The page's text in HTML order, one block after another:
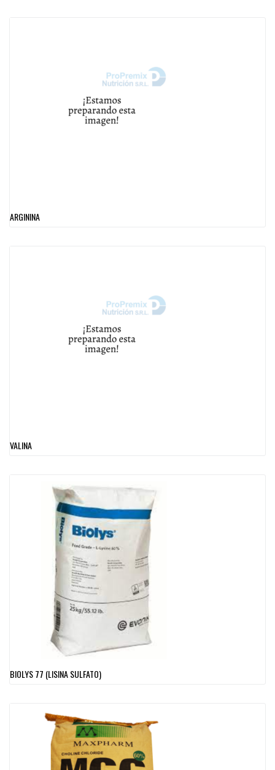
ARGININA
VALINA
BIOLYS 77 (LISINA SULFATO)